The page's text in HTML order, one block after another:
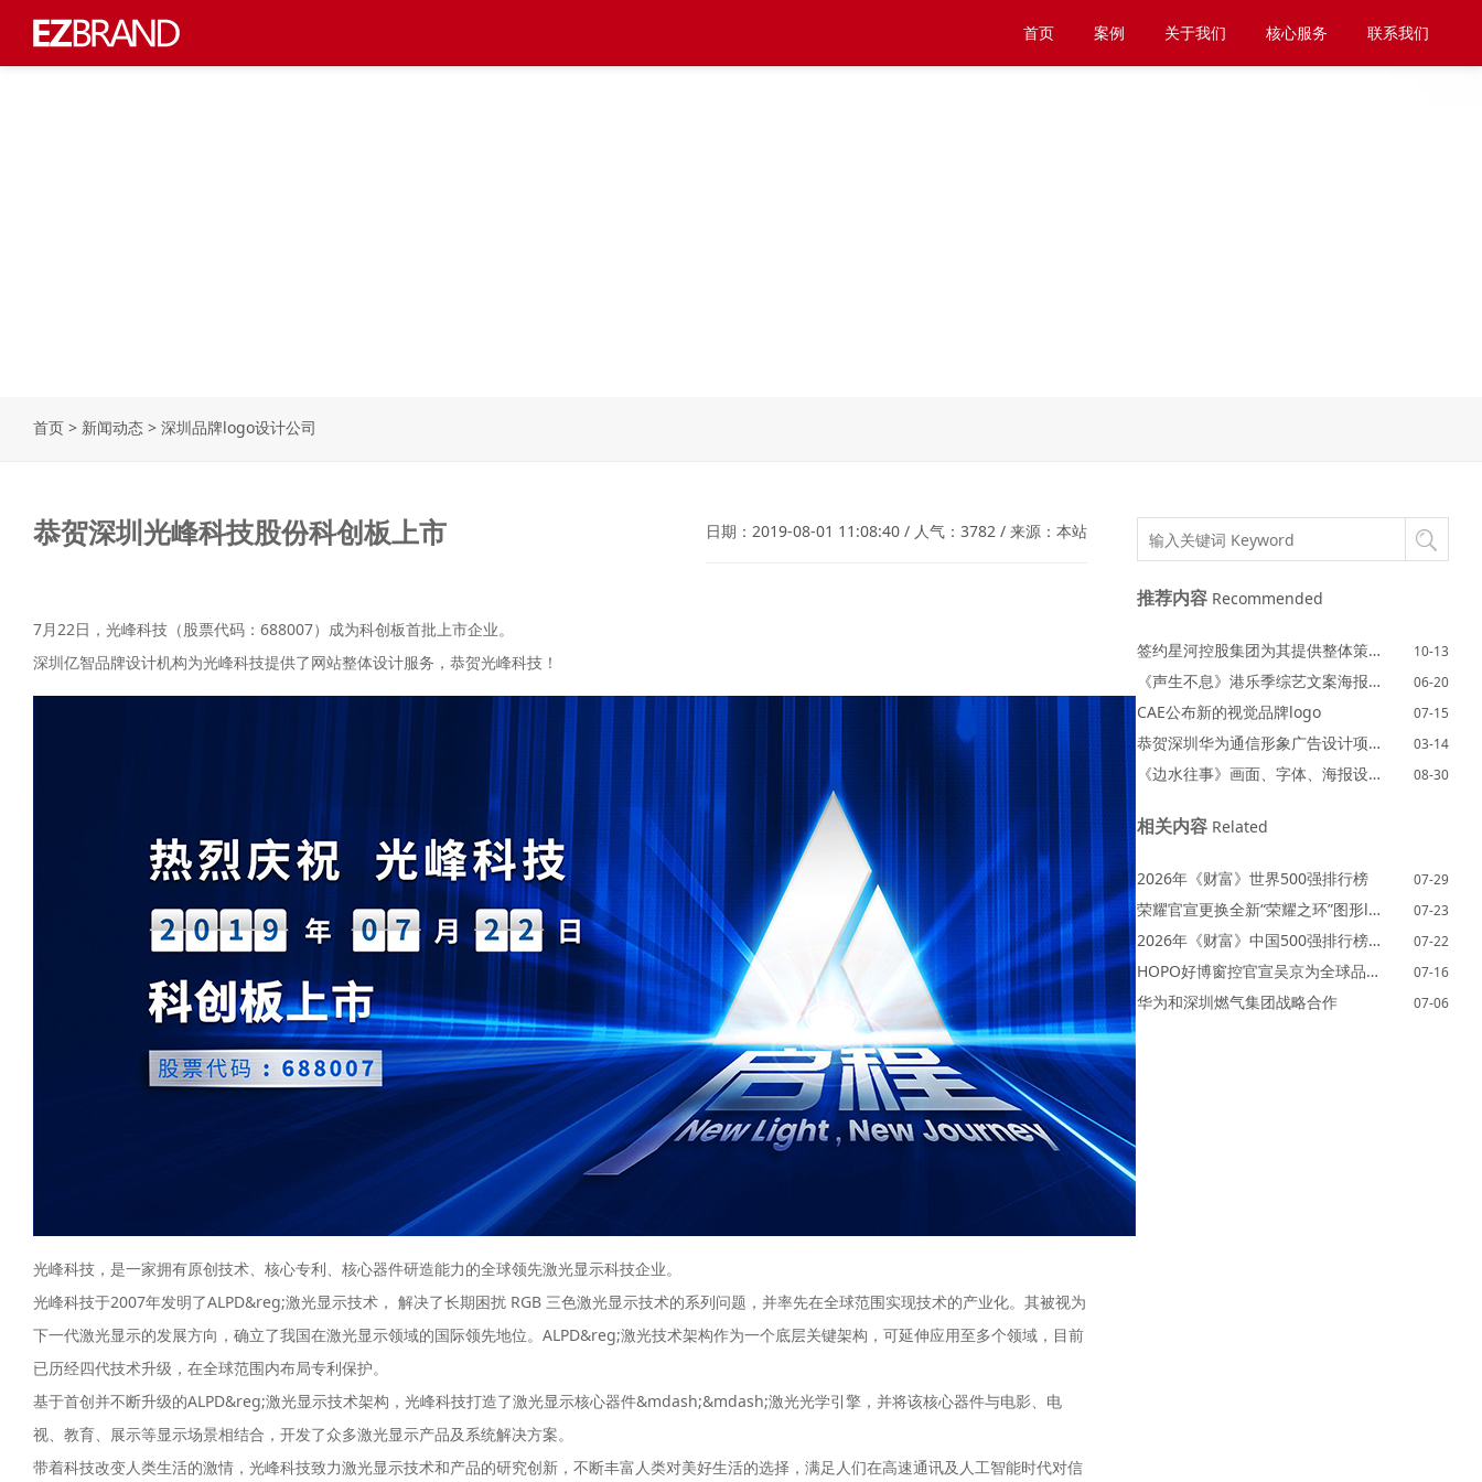
首页 案例 关于我们 核心服务 联系我们
首页 > 新闻动态 > 深圳品牌logo设计公司
恭贺深圳光峰科技股份科创板上市 日期：2019-08-01 11:08:40 / 人气：3782 / 来源：本站
7月22日，光峰科技（股票代码：688007）成为科创板首批上市企业。
深圳亿智品牌设计机构为光峰科技提供了网站整体设计服务，恭贺光峰科技！
光峰科技，是一家拥有原创技术、核心专利、核心器件研造能力的全球领先激光显示科技企业。
光峰科技于2007年发明了ALPD&reg;激光显示技术， 解决了长期困扰 RGB 三色激光显示技术的系列问题，并率先在全球范围实现技术的产业化。其被视为
下一代激光显示的发展方向，确立了我国在激光显示领域的国际领先地位。ALPD&reg;激光技术架构作为一个底层关键架构，可延伸应用至多个领域，目前
已历经四代技术升级，在全球范围内布局专利保护。
基于首创并不断升级的ALPD&reg;激光显示技术架构，光峰科技打造了激光显示核心器件&mdash;&mdash;激光光学引擎，并将该核心器件与电影、电
视、教育、展示等显示场景相结合，开发了众多激光显示产品及系统解决方案。
带着科技改变人类生活的激情，光峰科技致力激光显示技术和产品的研究创新，不断丰富人类对美好生活的选择，满足人们在高速通讯及人工智能时代对信
推荐内容 Recommended
签约星河控股集团为其提供整体策划设计 10-13
《声生不息》港乐季综艺文案海报设计欣赏 06-20
CAE公布新的视觉品牌logo 07-15
恭贺深圳华为通信形象广告设计项目定稿 03-14
《边水往事》画面、字体、海报设计欣赏 08-30
相关内容 Related
2026年《财富》世界500强排行榜 07-29
荣耀官宣更换全新“荣耀之环”图形logo 07-23
2026年《财富》中国500强排行榜揭晓 07-22
HOPO好博窗控官宣吴京为全球品牌代言人 07-16
华为和深圳燃气集团战略合作 07-06